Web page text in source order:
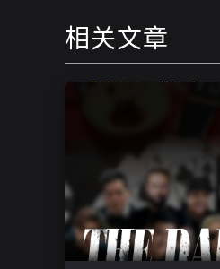
相关文章